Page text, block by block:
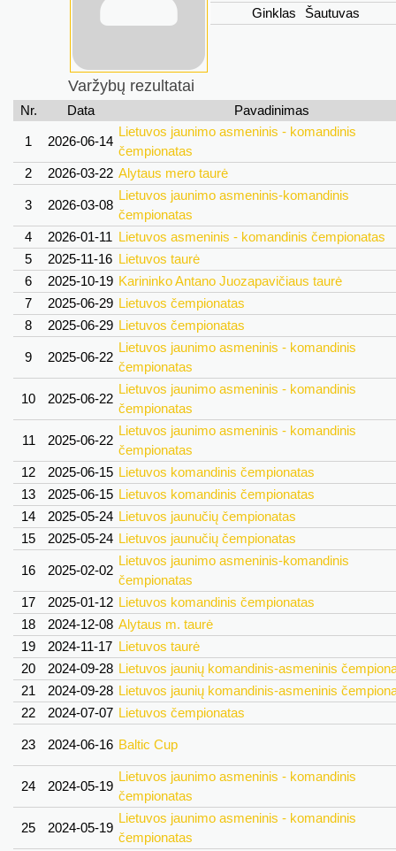
Ginklas
Šautuvas
Varžybų rezultatai
Nr. Data Pavadinimas
1 2026-06-14
Lietuvos jaunimo asmeninis - komandinis
čempionatas
2
2026-03-22 Alytaus mero taurė
3 2026-03-08
Lietuvos jaunimo asmeninis-komandinis
čempionatas
4
2026-01-11 Lietuvos asmeninis - komandinis čempionatas
5
2025-11-16 Lietuvos taurė
6
2025-10-19 Karininko Antano Juozapavičiaus taurė
7
2025-06-29 Lietuvos čempionatas
8
2025-06-29 Lietuvos čempionatas
9 2025-06-22
Lietuvos jaunimo asmeninis - komandinis
čempionatas
10 2025-06-22
Lietuvos jaunimo asmeninis - komandinis
čempionatas
11 2025-06-22
Lietuvos jaunimo asmeninis - komandinis
čempionatas
12
2025-06-15 Lietuvos komandinis čempionatas
13
2025-06-15 Lietuvos komandinis čempionatas
14
2025-05-24 Lietuvos jaunučių čempionatas
15
2025-05-24 Lietuvos jaunučių čempionatas
16 2025-02-02
Lietuvos jaunimo asmeninis-komandinis
čempionatas
17
2025-01-12 Lietuvos komandinis čempionatas
18
2024-12-08 Alytaus m. taurė
19
2024-11-17 Lietuvos taurė
20
2024-09-28 Lietuvos jaunių komandinis-asmeninis
21
2024-09-28 Lietuvos jaunių komandinis-asmeninis
22
2024-07-07 Lietuvos čempionatas
23 2024-06-16 Baltic Cup
24 2024-05-19
Lietuvos jaunimo asmeninis - komandinis
čempionatas
25 2024-05-19
Lietuvos jaunimo asmeninis - komandinis
čempionatas